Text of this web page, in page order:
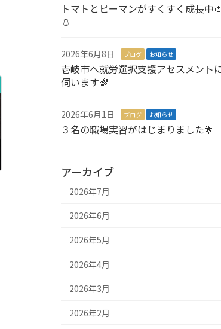
トマトとピーマンがすくすく成長中
🫑
2026年6月8日 ブログ お知らせ
壱岐市へ就労選択支援アセスメント
伺います🌈
2026年6月1日 ブログ お知らせ
３名の職場実習がはじまりました🌟
アーカイブ
2026年7月
2026年6月
2026年5月
2026年4月
2026年3月
2026年2月